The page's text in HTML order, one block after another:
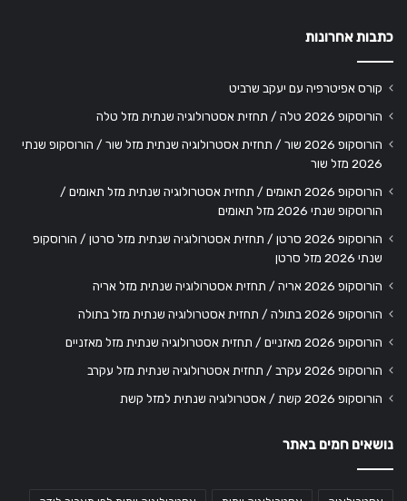
כתבות אחרונות
קורס אפיטרפיה עם יעקב שרביט
הורוסקופ 2026 טלה / תחזית אסטרולוגיה שנתית מזל טלה
הורוסקופ 2026 שור / תחזית אסטרולוגיה שנתית מזל שור / הורוסקופ שנתי
2026 מזל שור
הורוסקופ 2026 תאומים / תחזית אסטרולוגיה שנתית מזל תאומים /
הורוסקופ שנתי 2026 מזל תאומים
הורוסקופ 2026 סרטן / תחזית אסטרולוגיה שנתית מזל סרטן / הורוסקופ
שנתי 2026 מזל סרטן
הורוסקופ 2026 אריה / תחזית אסטרולוגיה שנתית מזל אריה
הורוסקופ 2026 בתולה / תחזית אסטרולוגיה שנתית מזל בתולה
הורוסקופ 2026 מאזניים / תחזית אסטרולוגיה שנתית מזל מאזניים
הורוסקופ 2026 עקרב / תחזית אסטרולוגיה שנתית מזל עקרב
הורוסקופ 2026 קשת / אסטרולוגיה שנתית למזל קשת
נושאים חמים באתר